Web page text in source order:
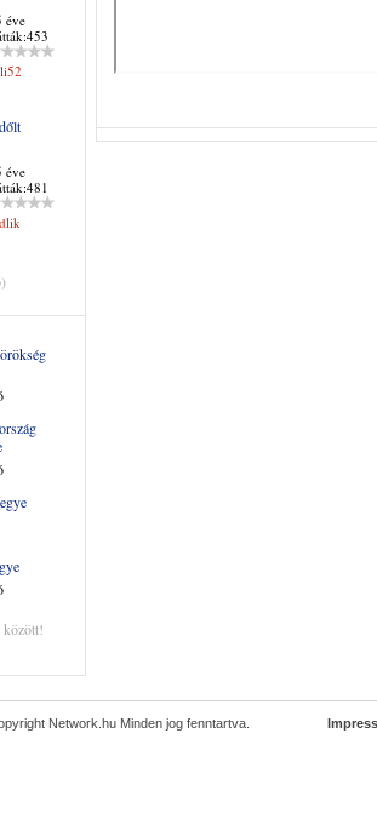
éve
éve
között!
Network.hu Minden jog fenntartva.